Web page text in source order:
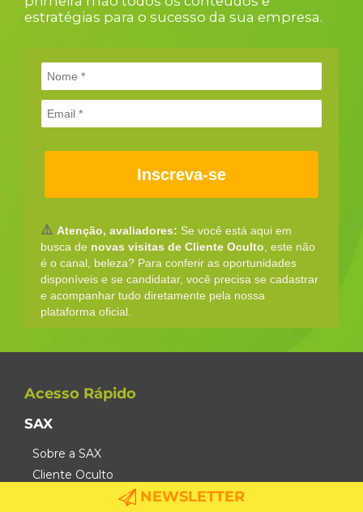
estratégias para o sucesso da sua empresa.
Inscreva-se
⚠️ Atenção, avaliadores: Se você está aqui em
busca de novas visitas de Cliente Oculto, este não
é o canal, beleza? Para conferir as oportunidades
disponíveis e se candidatar, você precisa se cadastrar
e acompanhar tudo diretamente pela nossa
plataforma oficial.
Acesso Rápido
SAX
Sobre a SAX
Cliente Oculto
Auditoria de PDV
NEWSLETTER